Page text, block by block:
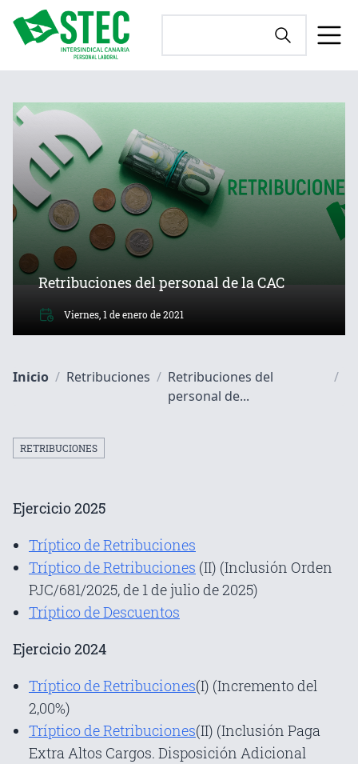
Retribuciones del personal de la CAC
Viernes, 1 de enero de 2021
Inicio / Retribuciones / Retribuciones del
personal de...
/
RETRIBUCIONES
Ejercicio 2025
Tríptico de Retribuciones
Tríptico de Retribuciones (II) (Inclusión Orden
PJC/681/2025, de 1 de julio de 2025)
Tríptico de Descuentos
Ejercicio 2024
Tríptico de Retribuciones(I) (Incremento del
2,00%)
Tríptico de Retribuciones(II) (Inclusión Paga
Extra Altos Cargos. Disposición Adicional